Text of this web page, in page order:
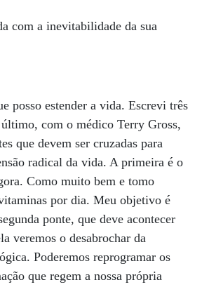
com a inevitabilidade da sua
posso estender a vida. Escrevi três
com o médico Terry Gross,
que devem ser cruzadas para
radical da vida. A primeira é o
Como muito bem e tomo
por dia. Meu objetivo é
ponte, que deve acontecer
veremos o desabrochar da
Poderemos reprogramar os
que regem a nossa própria